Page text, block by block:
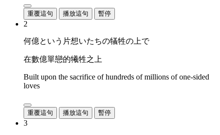
重覆這句 播放這句 暫停
2
何億という片想いたちの犠牲の上で
在數億單戀的犧牲之上
Built upon the sacrifice of hundreds of millions of one-sided
loves
重覆這句 播放這句 暫停
3